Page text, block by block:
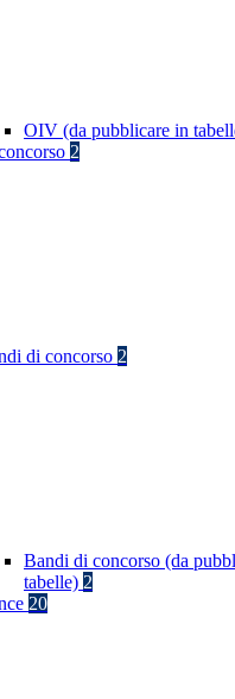
OIV (da pubblicare in
2
di concorso 2
Bandi di concorso (da
tabelle) 2
20